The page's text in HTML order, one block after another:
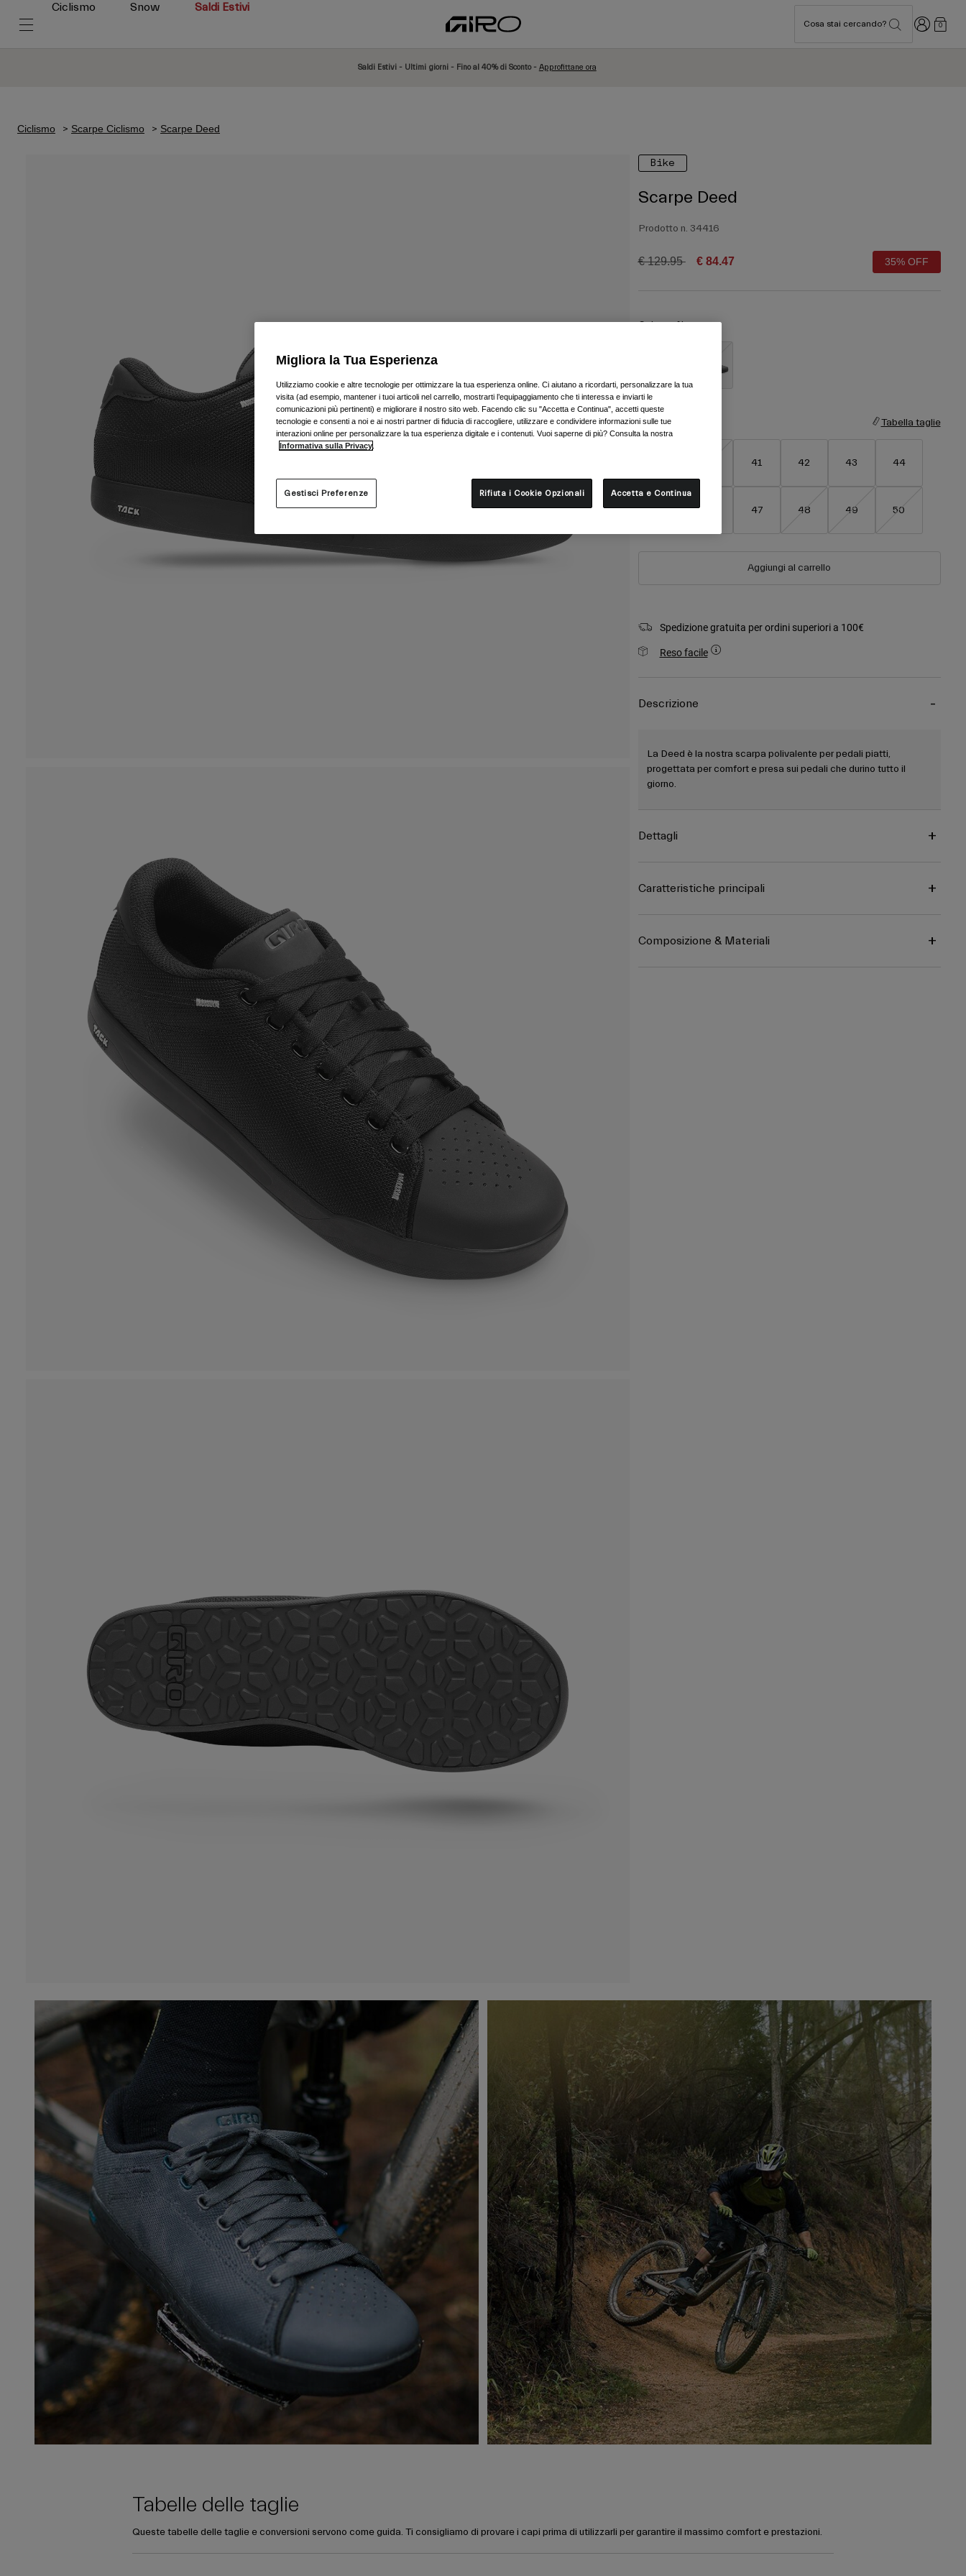
Ciclismo Snow Saldi Estivi
Cosa stai cercando? Accedi
0
Saldi Estivi - Ultimi giorni - Fino al 40% di Sconto - Approfittane ora
Ciclismo Scarpe Ciclismo Scarpe Deed
Bike
Scarpe Deed
Prodotto n. 34416
Price reduced from
€ 129.95to € 84.47 35% OFF
Colore -Nero
Taglia Tabella taglie
41 42 43 44
45 47 48 49 50
Aggiungi al carrello
Spedizione gratuita per ordini superiori a 100€
Reso facile
Descrizione
La Deed è la nostra scarpa polivalente per pedali piatti,
progettata per comfort e presa sui pedali che durino tutto il
giorno.
Dettagli
Caratteristiche principali
Composizione & Materiali
Tabelle delle taglie
Queste tabelle delle taglie e conversioni servono come guida. Ti consigliamo di provare i capi prima di utilizzarli per garantire il massimo comfort e prestazioni.
Migliora la Tua Esperienza
Utilizziamo cookie e altre tecnologie per ottimizzare la tua esperienza online. Ci aiutano a ricordarti, personalizzare la tua
visita (ad esempio, mantener i tuoi articoli nel carrello, mostrarti l’equipaggiamento che ti interessa e inviarti le
comunicazioni più pertinenti) e migliorare il nostro sito web. Facendo clic su "Accetta e Continua", accetti queste
tecnologie e consenti a noi e ai nostri partner di fiducia di raccogliere, utilizzare e condividere informazioni sulle tue
interazioni online per personalizzare la tua esperienza digitale e i contenuti. Vuoi saperne di più? Consulta la nostra
Informativa sulla Privacy
Gestisci Preferenze Rifiuta i Cookie Opzionali Accetta e Continua